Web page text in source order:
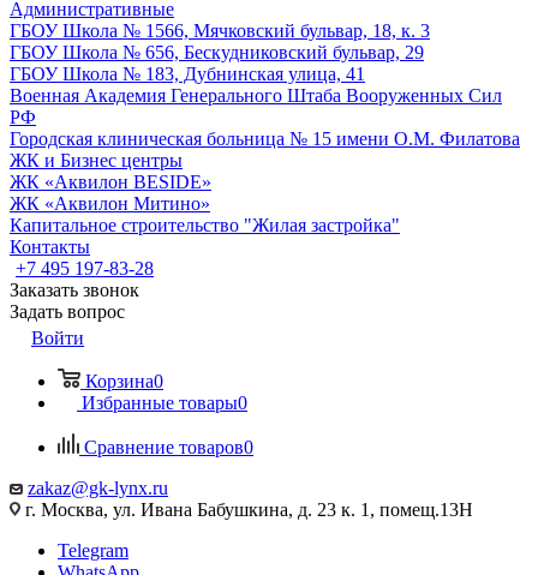
Административные
ГБОУ Школа № 1566, Мячковский бульвар, 18, к. 3
ГБОУ Школа № 656, Бескудниковский бульвар, 29
ГБОУ Школа № 183, Дубнинская улица, 41
Военная Академия Генерального Штаба Вооруженных Сил
РФ
Городская клиническая больница № 15 имени О.М. Филатова
ЖК и Бизнес центры
ЖК «Аквилон BESIDE»
ЖК «Аквилон Митино»
Капитальное строительство "Жилая застройка"
Контакты
+7 495 197-83-28
Заказать звонок
Задать вопрос
Войти
Корзина0
Избранные товары0
Сравнение товаров0
zakaz@gk-lynx.ru
г. Москва, ул. Ивана Бабушкина, д. 23 к. 1, помещ.13Н
Telegram